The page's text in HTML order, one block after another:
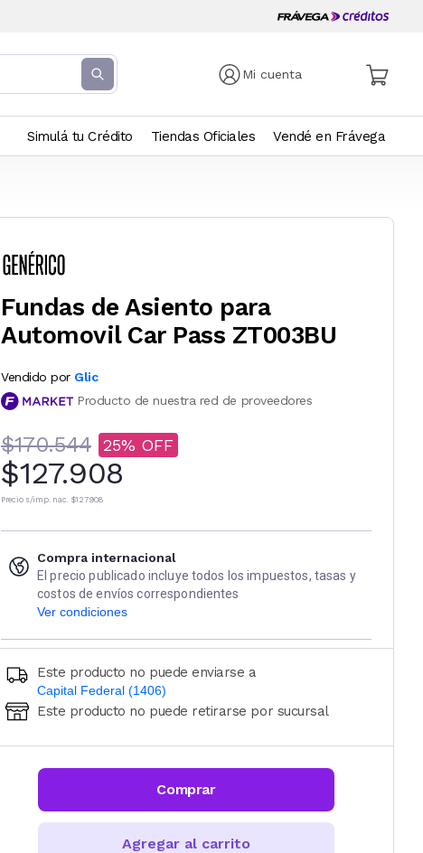
Mi cuenta
Simulá tu Crédito Tiendas Oficiales Vendé en Frávega
Fundas de Asiento para
Automovil Car Pass ZT003BU
Vendido por Glic
Producto de nuestra red de proveedores
$170.544 25
$127.908
Precio s/imp. nac. $127.908
Compra internacional
El precio publicado incluye todos los impuestos, tasas y
costos de envíos correspondientes
Ver condiciones
Este producto no puede enviarse a
Capital Federal (1406)
Ingresá código postal (sólo números)
CALCULAR
Este producto no puede retirarse por sucursal
Comprar
Agregar al carrito